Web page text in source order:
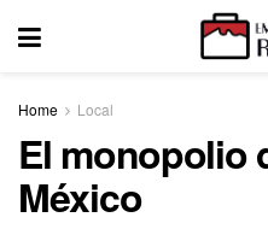
Home Local
El monopolio
México